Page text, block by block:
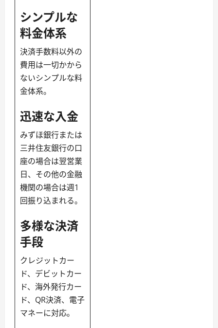
シンプルな
料金体系
決済手数料以外の
費用は一切かから
ないシンプルな料
金体系。
迅速な入金
みずほ銀行または
三井住友銀行の口
座の場合は翌営業
日、その他の金融
機関の場合は週1
回振り込まれる。
多様な決済
手段
クレジットカー
ド、デビットカー
ド、海外発行カー
ド、QR決済、電子
マネーに対応。